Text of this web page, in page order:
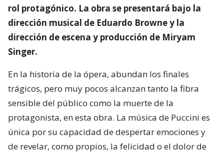
rol protagónico. La obra se presentará bajo la
dirección musical de Eduardo Browne y la
dirección de escena y producción de Miryam
Singer.
En la historia de la ópera, abundan los finales
trágicos, pero muy pocos alcanzan tanto la fibra
sensible del público como la muerte de la
protagonista, en esta obra. La música de Puccini es
única por su capacidad de despertar emociones y
de revelar, como propios, la felicidad o el dolor de